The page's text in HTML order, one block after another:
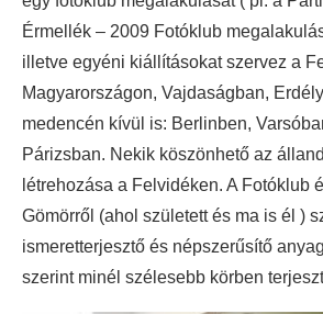
Érmellék – 2009 Fotóklub
illetve egyéni kiállításokat szervez a
Magyarországon, Vajdaságban,
medencén kívül is: Berlinben,
Párizsban. Nekik köszönhető az
létrehozása a Felvidéken. A Fotóklub
Gömörről (ahol született és ma is él )
ismeretterjesztő és népszerűsítő
szerint minél szélesebb körben